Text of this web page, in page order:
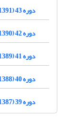
دوره 43 (1391)
دوره 42 (1390)
دوره 41 (1389)
دوره 40 (1388)
دوره 39 (1387)